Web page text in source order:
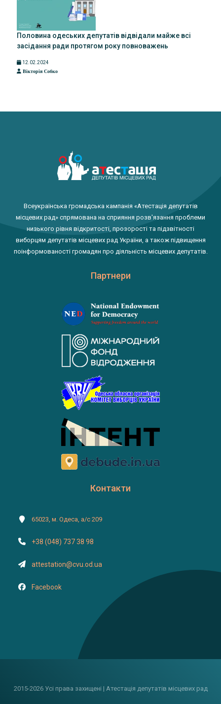
Половина одеських депутатів відвідали майже всі
засідання ради протягом року повноважень
12.02.2024
Вікторія Собко
Всеукраїнська громадська кампанія «Атестація депутатів
місцевих рад» спрямована на сприяння розв'язання проблеми
низького рівня відкритості, прозорості та підзвітності
виборцям депутатів місцевих рад України, а також підвищення
поінформованості громадян про діяльність місцевих депутатів.
Партнери
Контакти
65023, м. Одеса, а/с 209
+38 (048) 737 38 98
attestation@cvu.od.ua
Facebook
2015-2026 Усі права захищені | Атестація депутатів місцевих рад